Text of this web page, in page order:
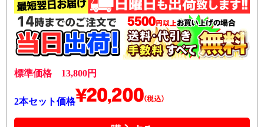
標準価格 13,800円
2本セット価格